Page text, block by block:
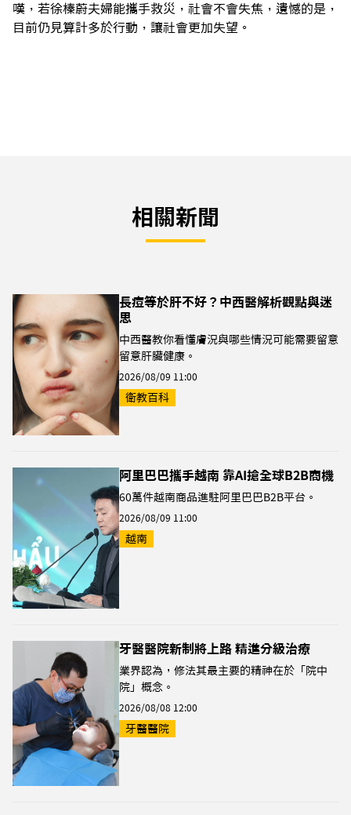
嘆，若徐榛蔚夫婦能攜手救災，社會不會失焦，遺憾的是，
目前仍見算計多於行動，讓社會更加失望。
相關新聞
長痘等於肝不好？中西醫解析觀點與迷
思
中西醫教你看懂膚況與哪些情況可能需要留意
留意肝臟健康。
2026/08/09 11:00
衛教百科
阿里巴巴攜手越南 靠AI搶全球B2B商機
60萬件越南商品進駐阿里巴巴B2B平台。
2026/08/09 11:00
越南
牙醫醫院新制將上路 精進分級治療
業界認為，修法其最主要的精神在於「院中
院」概念。
2026/08/08 12:00
牙醫醫院